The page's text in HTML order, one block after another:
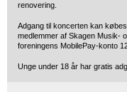
renovering.
Adgang til koncerten kan
medlemmer af Skagen Musik-
foreningens MobilePay-konto
Unge under 18 år har gratis